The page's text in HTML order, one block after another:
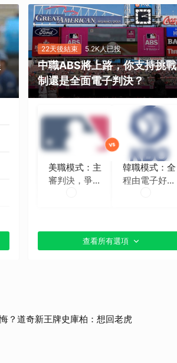
22天後結束 5.2K人已投
中職ABS將上路，你支持挑戰
制還是全面電子判決？
美職模式：主
審判決，爭議
韓職模式：全
程由電子好球
查看所有選項
？道奇新王牌史庫柏：想回老虎